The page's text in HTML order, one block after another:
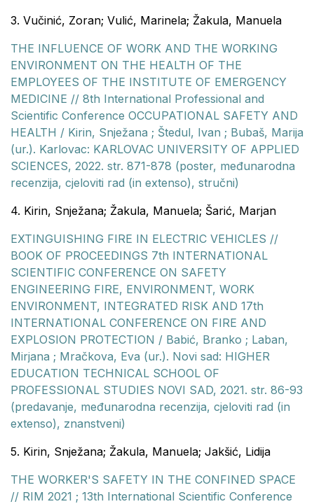
3. Vučinić, Zoran; Vulić, Marinela; Žakula, Manuela
THE INFLUENCE OF WORK AND THE WORKING
ENVIRONMENT ON THE HEALTH OF THE
EMPLOYEES OF THE INSTITUTE OF EMERGENCY
MEDICINE // 8th International Professional and
Scientific Conference OCCUPATIONAL SAFETY AND
HEALTH / Kirin, Snježana ; Štedul, Ivan ; Bubaš, Marija
(ur.). Karlovac: KARLOVAC UNIVERSITY OF APPLIED
SCIENCES, 2022. str. 871-878 (poster, međunarodna
recenzija, cjeloviti rad (in extenso), stručni)
4. Kirin, Snježana; Žakula, Manuela; Šarić, Marjan
EXTINGUISHING FIRE IN ELECTRIC VEHICLES //
BOOK OF PROCEEDINGS 7th INTERNATIONAL
SCIENTIFIC CONFERENCE ON SAFETY
ENGINEERING FIRE, ENVIRONMENT, WORK
ENVIRONMENT, INTEGRATED RISK AND 17th
INTERNATIONAL CONFERENCE ON FIRE AND
EXPLOSION PROTECTION / Babić, Branko ; Laban,
Mirjana ; Mračkova, Eva (ur.). Novi sad: HIGHER
EDUCATION TECHNICAL SCHOOL OF
PROFESSIONAL STUDIES NOVI SAD, 2021. str. 86-93
(predavanje, međunarodna recenzija, cjeloviti rad (in
extenso), znanstveni)
5. Kirin, Snježana; Žakula, Manuela; Jakšić, Lidija
THE WORKER'S SAFETY IN THE CONFINED SPACE
// RIM 2021 ; 13th International Scientific Conference